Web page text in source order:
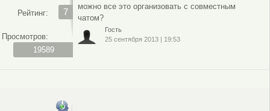
Рейтинг: 7
Просмотров:
19589
можно все это организовать с совместным
чатом?
Гость
25 сентября 2013| 19:53